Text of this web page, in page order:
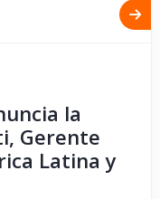
la
Gerente
Latina y